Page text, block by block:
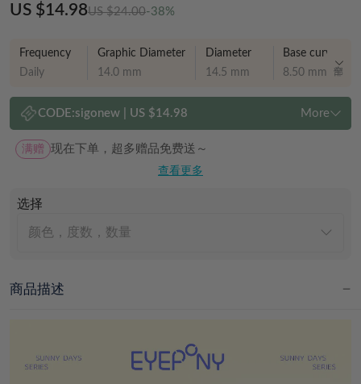
US $14.98US $24.00-38%
Frequency
Daily
Graphic Diameter
14.0 mm
Diameter
14.5 mm
Base curve
8.50 mm
CODE:sigonew| US $14.98 More
满赠 现在下单，超多赠品免费送～
查看更多
选择
颜色，度数，数量
商品描述